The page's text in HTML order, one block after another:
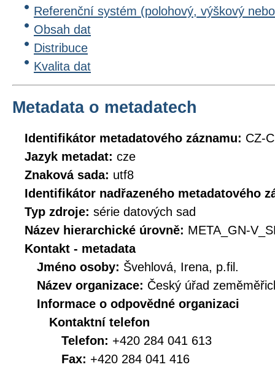
Referenční systém (polohový, výškový
Obsah dat
Distribuce
Kvalita dat
Metadata o metadatech
Identifikátor metadatového záznamu: CZ-
Jazyk metadat: cze
Znaková sada: utf8
Identifikátor nadřazeného metadatového
Typ zdroje: série datových sad
Název hierarchické úrovně: META_GN-
Kontakt - metadata
Jméno osoby: Švehlová, Irena, p.fil.
Název organizace: Český úřad
Informace o odpovědné organizaci
Kontaktní telefon
Telefon: +420 284 041 613
Fax: +420 284 041 416